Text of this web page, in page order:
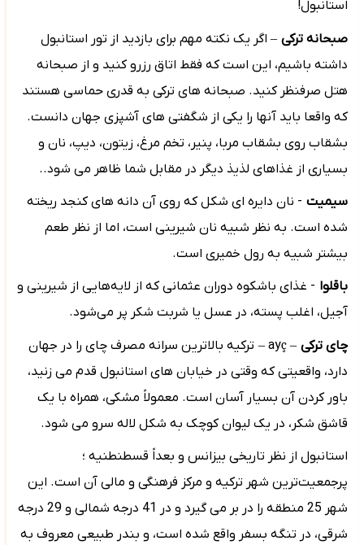
استانبول!
صبحانه ترکی – اگر یک نکته مهم برای بازدید از تور استانبول
داشته باشیم، این است که فقط اتاق رزرو کنید و از صبحانه
هتل صرفنظر کنید. صبحانه های ترکی به قدری حماسی هستند
که واقعا باید آنها را یکی از شگفتی های آشپزی جهان دانست.
بشقاب روی بشقاب مربا، پنیر، تخم مرغ، زیتون، دیپ، نان و
بسیاری از غذاهای لذیذ دیگر در مقابل شما ظاهر می شود..
سیمیت - نان دایره ای شکل که روی آن دانه های کنجد ریخته
شده است. به نظر شبیه نان شیرینی است، اما از نظر طعم
بیشتر شبیه به رول خمیری است.
باقلوا - غذای باشکوه دوران عثمانی که از لایه‌هایی از شیرینی و
آجیل، اغلب پسته، در عسل یا شربت شکر پر می‌شود.
چای ترکی –
ç
ay
– ترکیه بالاترین سرانه مصرف چای را در جهان
دارد، واقعیتی که وقتی در خیابان های استانبول قدم می زنید،
باور کردن آن بسیار آسان است. معمولاً مشکی، همراه با یک
قاشق شکر، در یک لیوان کوچک به شکل لاله سرو می شود.
استانبول از نظر تاریخی بیزانس و بعداً قسطنطنیه ؛
پرجمعیت‌ترین شهر ترکیه و مرکز فرهنگی و مالی آن است. این
شهر 25 منطقه را در بر می گیرد و در 41 درجه شمالی و 29 درجه
شرقی، در تنگه بسفر واقع شده است، و بندر طبیعی معروف به